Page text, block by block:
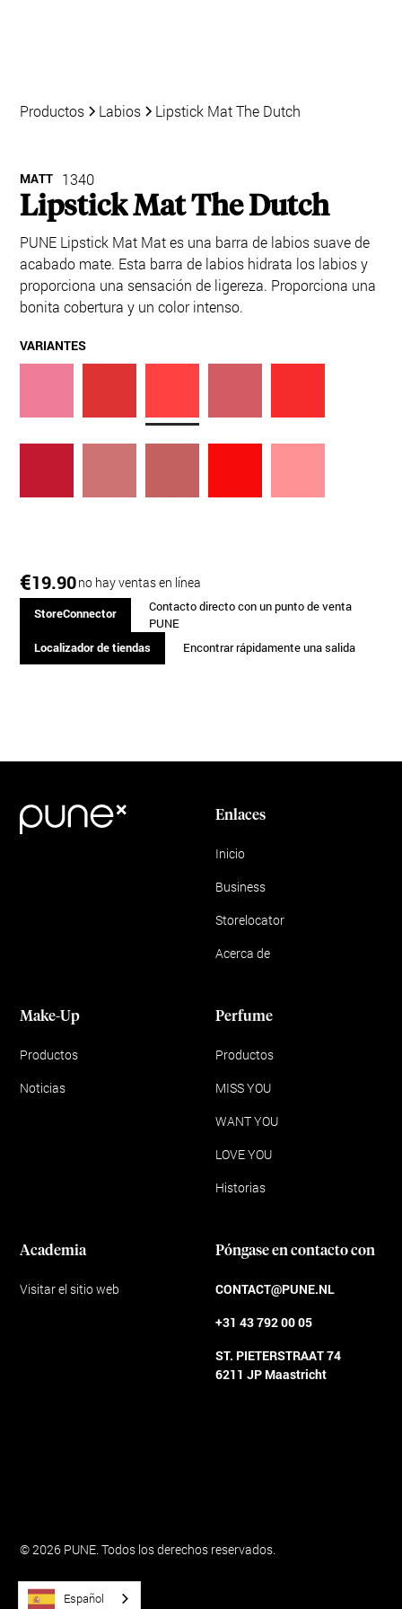
Productos Labios Lipstick Mat The Dutch
MATT 1340
Lipstick Mat The Dutch
PUNE Lipstick Mat Mat es una barra de labios suave de
acabado mate. Esta barra de labios hidrata los labios y
proporciona una sensación de ligereza. Proporciona una
bonita cobertura y un color intenso.
VARIANTES
€19.90no hay ventas en línea
StoreConnector
Contacto directo con un punto de venta
PUNE
Localizador de tiendas
Encontrar rápidamente una salida
Enlaces
Inicio
Business
Storelocator
Acerca de
Make-Up
Productos
Noticias
Perfume
Productos
MISS YOU
WANT YOU
LOVE YOU
Historias
Academia
Visitar el sitio web
Póngase en contacto con
CONTACT@PUNE.NL
+31 43 792 00 05
ST. PIETERSTRAAT 74
6211 JP Maastricht
© 2026 PUNE. Todos los derechos reservados.
Español